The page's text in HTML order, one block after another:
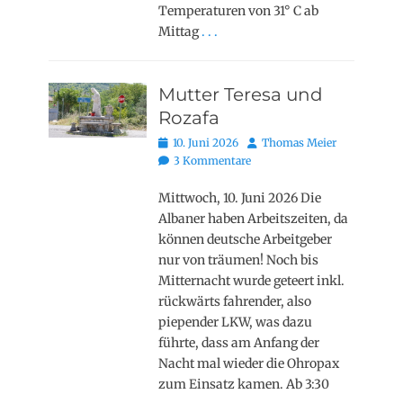
Temperaturen von 31° C ab
Mittag. . .
Mutter Teresa und
Rozafa
Posted
on
10. Juni 2026 AutorThomas Meier
3 Kommentare
Mittwoch, 10. Juni 2026 Die
Albaner haben Arbeitszeiten, da
können deutsche Arbeitgeber
nur von träumen! Noch bis
Mitternacht wurde geteert inkl.
rückwärts fahrender, also
piepender LKW, was dazu
führte, dass am Anfang der
Nacht mal wieder die Ohropax
zum Einsatz kamen. Ab 3:30